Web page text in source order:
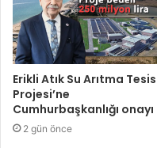
Erikli Atık Su Arıtma
Projesi’ne
Cumhurbaşkanlığı onayı
2 gün önce